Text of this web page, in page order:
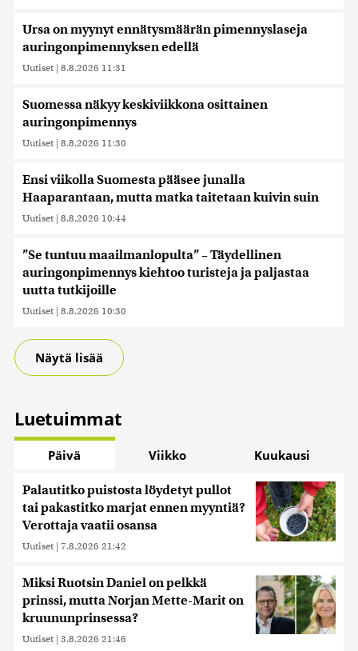
Ursa on myynyt ennätysmäärän pimennyslaseja
auringonpimennyksen edellä
Uutiset | 8.8.2026 11:31
Suomessa näkyy keskiviikkona osittainen
auringonpimennys
Uutiset | 8.8.2026 11:30
Ensi viikolla Suomesta pääsee junalla
Haaparantaan, mutta matka taitetaan kuivin suin
Uutiset | 8.8.2026 10:44
”Se tuntuu maailmanlopulta” – Täydellinen
auringonpimennys kiehtoo turisteja ja paljastaa
uutta tutkijoille
Uutiset | 8.8.2026 10:30
Näytä lisää
Luetuimmat
Päivä Viikko Kuukausi
Palautitko puistosta löydetyt pullot
tai pakastitko marjat ennen myyntiä?
Verottaja vaatii osansa
Uutiset | 7.8.2026 21:42
Miksi Ruotsin Daniel on pelkkä
prinssi, mutta Norjan Mette-Marit on
kruununprinsessa?
Uutiset | 3.8.2026 21:46